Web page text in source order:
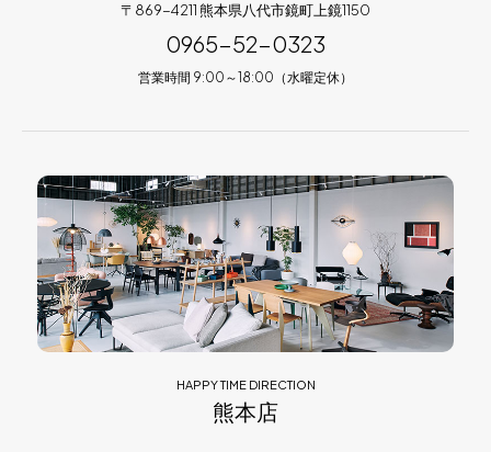
〒869-4211 熊本県八代市鏡町上鏡1150
0965-52-0323
営業時間 9:00～18:00（水曜定休）
HAPPY TIME DIRECTION
熊本店